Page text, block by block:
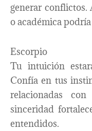
generar conflictos.
o académica
Escorpio
Tu intuición
Confía en tus
relacionadas
sinceridad
entendidos.